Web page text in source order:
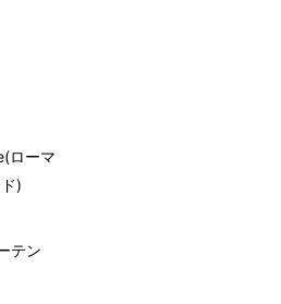
ローマ
)
テン